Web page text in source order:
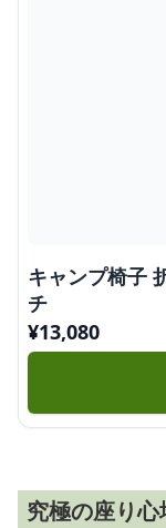
キャンプ椅子
チ
¥13,080
究極の座り